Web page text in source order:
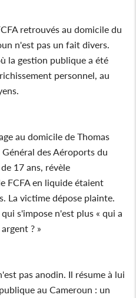
retrouvés au domicile du
n'est pas un fait divers.
la gestion publique a été
personnel, au
au domicile de Thomas
des Aéroports du
17 ans, révèle
FCFA en liquide étaient
La victime dépose plainte.
s'impose n'est plus « qui a
? »
pas anodin. Il résume à lui
au Cameroun : un